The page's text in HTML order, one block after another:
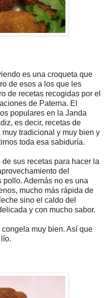
es una croqueta que
de esos a los que les
de recetas recogidas por el
de Paterna. El
populares en la Janda
es decir, recetas de
tradicional y muy bien y
toda esa sabiduría.
sus recetas para hacer la
del
Además no es una
mucho más rápida de
sino el caldo del
y con mucho sabor.
muy bien. Así que